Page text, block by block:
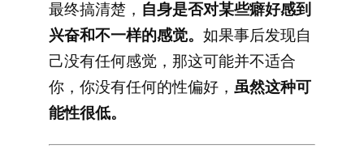
最终搞清楚， 自身是否对某些癖好感到
兴奋和不一样的感觉。 如果事后发现自
己没有任何感觉，那这可能并不适合
你，你没有任何的性偏好， 虽然这种可
能性很低。